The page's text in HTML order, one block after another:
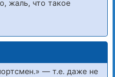
жаль, что такое
— т.е. даже не